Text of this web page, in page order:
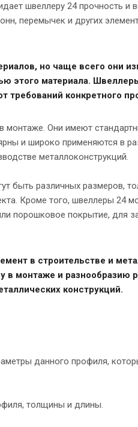
швеллеру 24 прочность
перемычек и других
но чаще всего они
этого материала.
требований конкретного
монтаже. Они имеют
и широко применяются в
металлоконструкций.
быть различных размеров,
Кроме того, швеллеры 24
порошковое покрытие, для
в строительстве и
в монтаже и разнообразию
конструкций.
данного профиля,
толщины и длины.